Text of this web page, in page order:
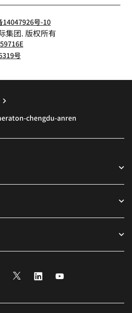
14047926号-10
集团. 版权所有
号
chengdu-anren
Instagram
Twitter LinkedIn